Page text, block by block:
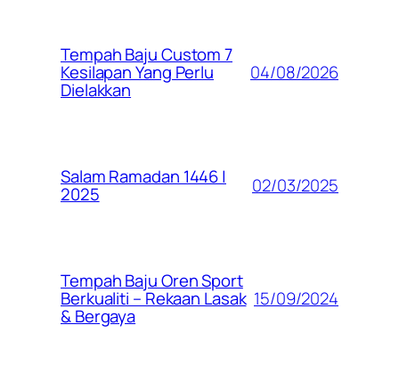
Tempah Baju Custom 7
Kesilapan Yang Perlu
Dielakkan
04/08/2026
Salam Ramadan 1446 |
2025 02/03/2025
Tempah Baju Oren Sport
Berkualiti – Rekaan Lasak
& Bergaya
15/09/2024